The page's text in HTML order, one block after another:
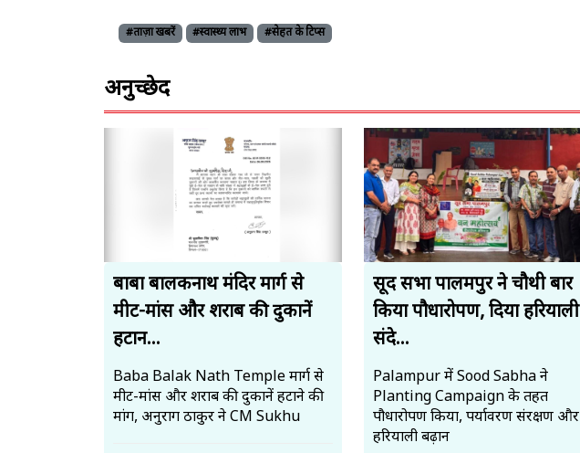
#ताज़ा खबरें #स्वास्थ्य लाभ #सेहत के टिप्स
अनुच्छेद
बाबा बालकनाथ मंदिर मार्ग से
मीट-मांस और शराब की दुकानें
हटान...
Baba Balak Nath Temple मार्ग से
मीट-मांस और शराब की दुकानें हटाने की
मांग, अनुराग ठाकुर ने CM Sukhu
सूद सभा पालमपुर ने चौथी बार
किया पौधारोपण, दिया हरियाली
संदे...
Palampur में Sood Sabha ने
Planting Campaign के तहत
पौधारोपण किया, पर्यावरण संरक्षण और
हरियाली बढ़ान